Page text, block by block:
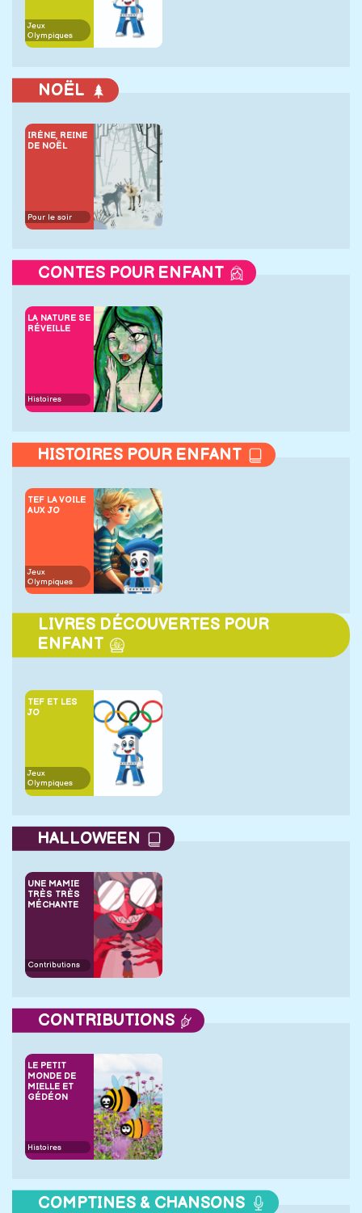
Jeux
Olympiques
NOËL
IRÈNE, REINE
DE NOËL
Pour le soir
CONTES POUR ENFANT
LA NATURE SE
RÉVEILLE
Histoires
HISTOIRES POUR ENFANT
TEF LA VOILE
AUX JO
Jeux
Olympiques
LIVRES DÉCOUVERTES POUR
ENFANT
TEF ET LES
JO
Jeux
Olympiques
HALLOWEEN
UNE MAMIE
TRÈS TRÈS
MÉCHANTE
Contributions
CONTRIBUTIONS
LE PETIT
MONDE DE
MIELLE ET
GÉDÉON
Histoires
COMPTINES & CHANSONS